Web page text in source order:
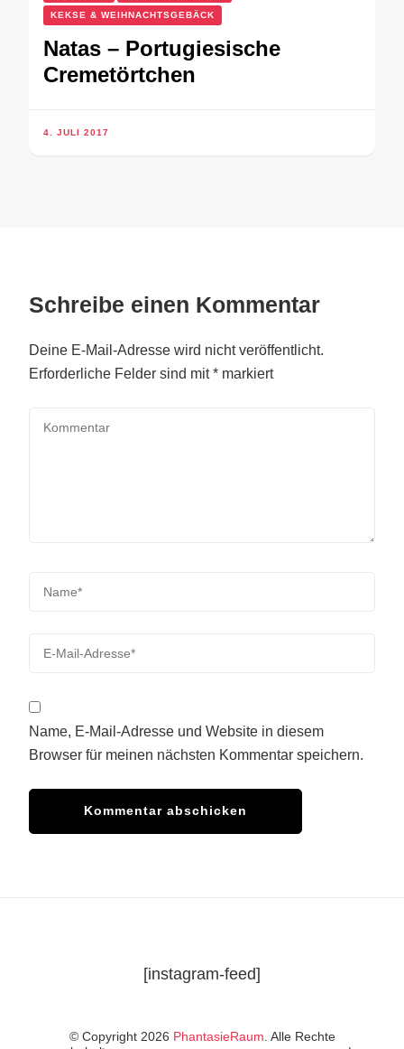
KEKSE & WEIHNACHTSGEBÄCK
Natas – Portugiesische
Cremetörtchen
4. JULI 2017
Schreibe einen Kommentar
Deine E-Mail-Adresse wird nicht veröffentlicht.
Erforderliche Felder sind mit* markiert
Name, E-Mail-Adresse und Website in diesem
Browser für meinen nächsten Kommentar speichern.
[instagram-feed]
© Copyright 2026 PhantasieRaum . Alle Rechte